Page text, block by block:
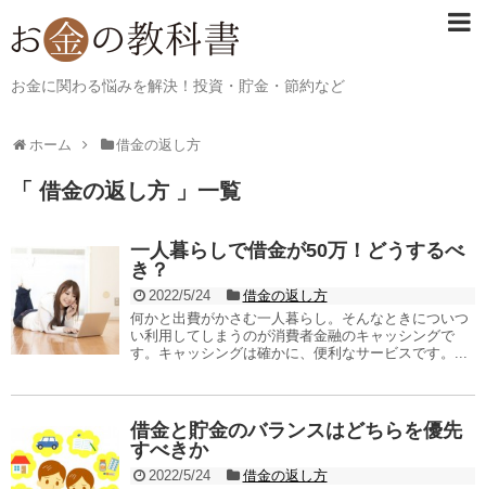
お金に関わる悩みを解決！投資・貯金・節約など
ホーム 借金の返し方
「 借金の返し方 」一覧
一人暮らしで借金が50万！どうするべ
き？
2022/5/24
借金の返し方
何かと出費がかさむ一人暮らし。そんなときについつ
い利用してしまうのが消費者金融のキャッシングで
す。キャッシングは確かに、便利なサービスです。...
借金と貯金のバランスはどちらを優先
すべきか
2022/5/24
借金の返し方